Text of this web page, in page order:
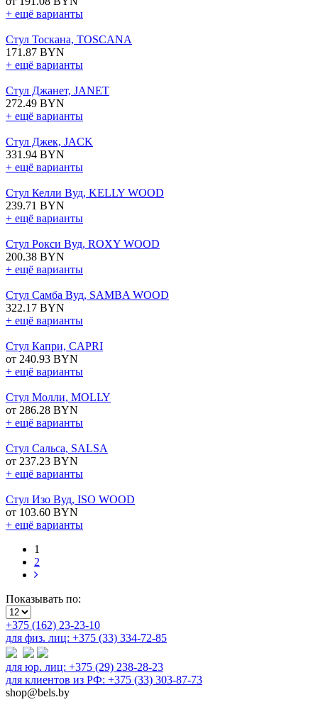
+ ещё варианты
Стул Тоскана, TOSCANA
171.87 BYN
+ ещё варианты
Стул Джанет, JANET
272.49 BYN
+ ещё варианты
Стул Джек, JACK
331.94 BYN
+ ещё варианты
Стул Келли Вуд, KELLY WOOD
239.71 BYN
+ ещё варианты
Стул Рокси Вуд, ROXY WOOD
200.38 BYN
+ ещё варианты
Стул Самба Вуд, SAMBA WOOD
322.17 BYN
+ ещё варианты
Стул Капри, CAPRI
от 240.93 BYN
+ ещё варианты
Стул Молли, MOLLY
от 286.28 BYN
+ ещё варианты
Стул Сальса, SALSA
от 237.23 BYN
+ ещё варианты
Стул Изо Вуд, ISO WOOD
от 103.60 BYN
+ ещё варианты
1
2
Показывать по:
+375 (162) 23-23-10
для физ. лиц: +375 (33) 334-72-85
для юр. лиц: +375 (29) 238-28-23
для клиентов из РФ: +375 (33) 303-87-73
shop@bels.by